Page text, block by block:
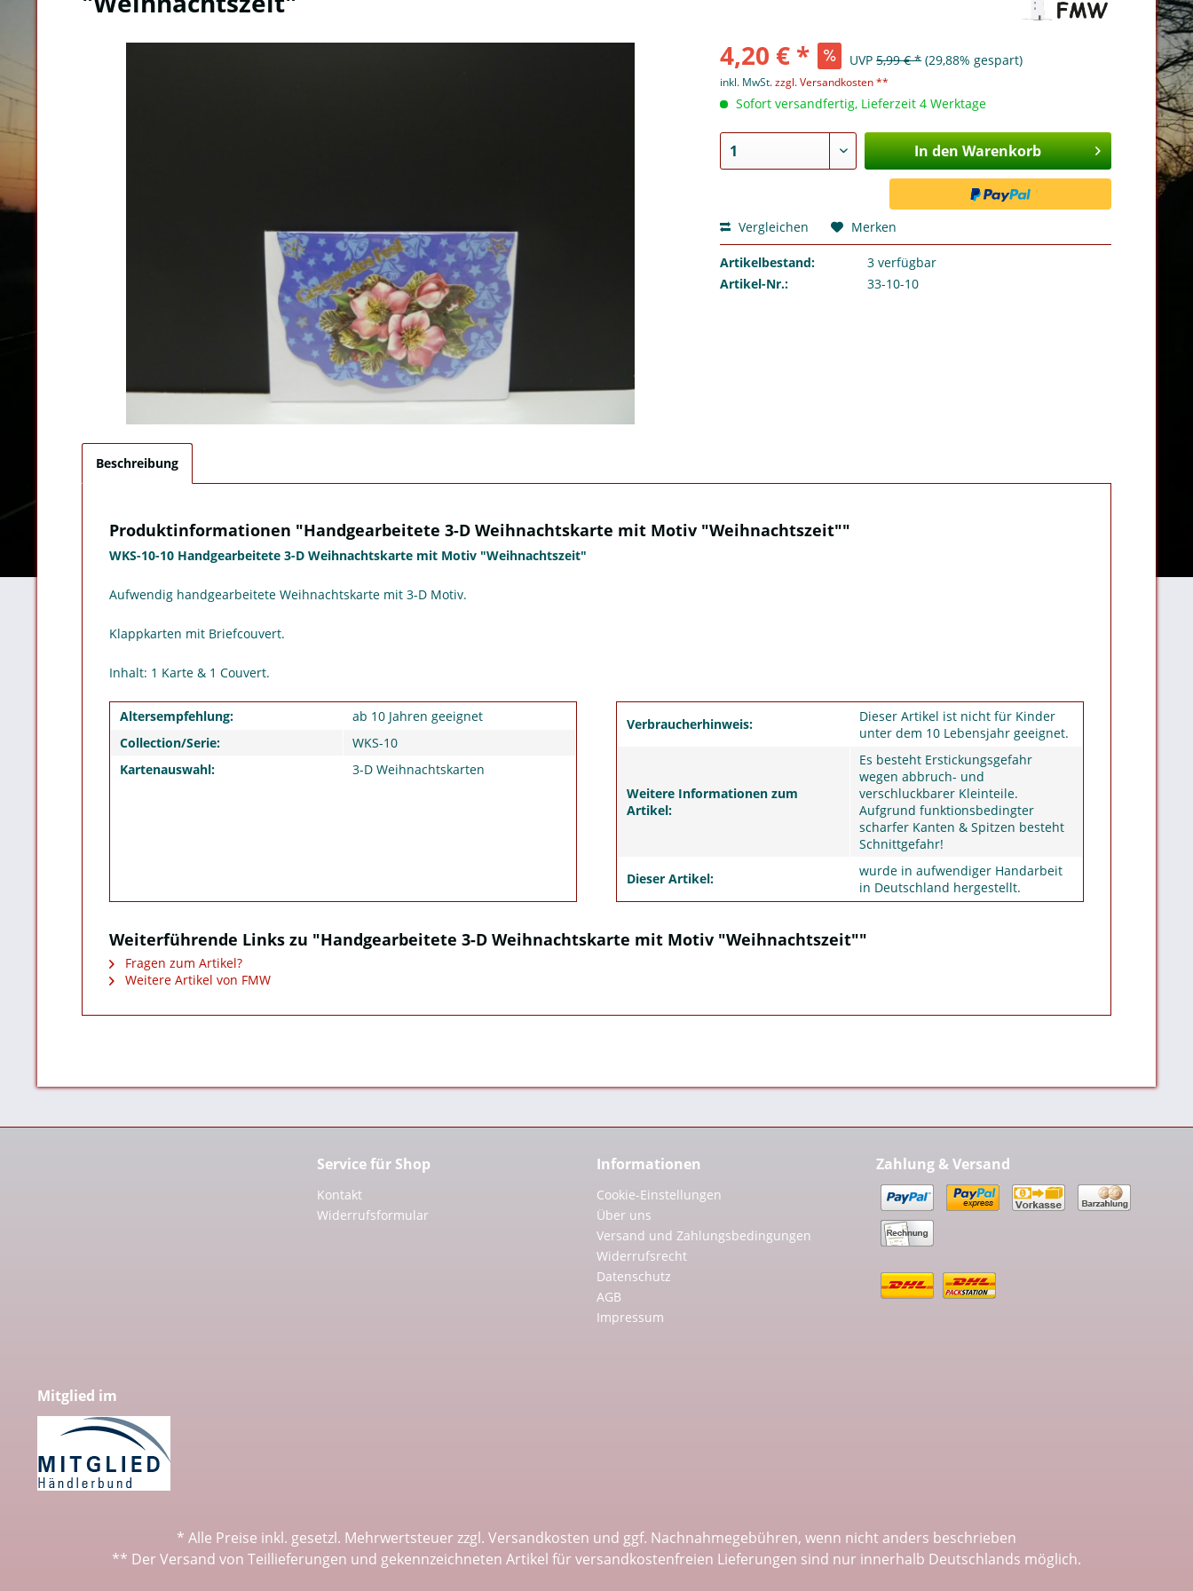
4,20 € *
UVP5,99 € * (29,88% gespart)
inkl. MwSt.zzgl. Versandkosten **
Sofort versandfertig, Lieferzeit 4 Werktage
In den Warenkorb
Vergleichen Merken
Artikelbestand: 3 verfügbar
Artikel-Nr.:
33-10-10
Beschreibung
Produktinformationen "Handgearbeitete 3-D Weihnachtskarte mit Motiv "Weihnachtszeit""
WKS-10-10 Handgearbeitete 3-D Weihnachtskarte mit Motiv "Weihnachtszeit"
Aufwendig handgearbeitete Weihnachtskarte mit 3-D Motiv.
Klappkarten mit Briefcouvert.
Inhalt: 1 Karte & 1 Couvert.
Altersempfehlung:
ab 10 Jahren geeignet
Collection/Serie:
WKS-10
Kartenauswahl:
3-D Weihnachtskarten
Verbraucherhinweis:
Dieser Artikel ist nicht für Kinder
unter dem 10 Lebensjahr geeignet.
Weitere Informationen zum
Artikel:
Es besteht Erstickungsgefahr
wegen abbruch- und
verschluckbarer Kleinteile.
Aufgrund funktionsbedingter
scharfer Kanten & Spitzen besteht
Schnittgefahr!
Dieser Artikel:
wurde in aufwendiger Handarbeit
in Deutschland hergestellt.
Weiterführende Links zu "Handgearbeitete 3-D Weihnachtskarte mit Motiv "Weihnachtszeit""
Fragen zum Artikel?
Weitere Artikel von FMW
Service für Shop
Kontakt
Widerrufsformular
Informationen
Cookie-Einstellungen
Über uns
Versand und Zahlungsbedingungen
Widerrufsrecht
Datenschutz
AGB
Impressum
Zahlung & Versand
Mitglied im
* Alle Preise inkl. gesetzl. Mehrwertsteuer zzgl. Versandkosten und ggf. Nachnahmegebühren, wenn nicht anders beschrieben
** Der Versand von Teillieferungen und gekennzeichneten Artikel für versandkostenfreien Lieferungen sind nur innerhalb Deutschlands möglich.